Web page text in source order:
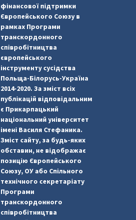
фінансової підтримки
Європейського Союзу в
рамках Програми
транскордонного
співробітництва
європейського
інструменту сусідства
Польща-Білорусь-Україна
2014-2020. За зміст всіх
публікацій відповідальним
є Прикарпацький
національний університет
імені Василя Стефаника.
Зміст сайту, за будь-яких
обставин, не відображає
позицію Європейського
Союзу, ОУ або Спільного
технічного секретаріату
Програми
транскордонного
співробітництва